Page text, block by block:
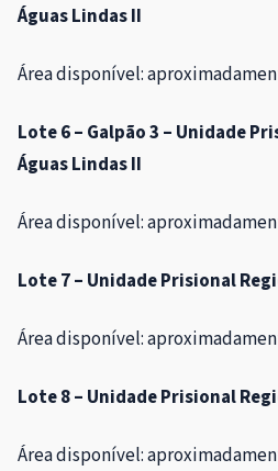
Águas Lindas II
Área disponível:
Lote 6 – Galpão 3 – Unidade
Águas Lindas II
Área disponível:
Lote 7 – Unidade Prisional
Área disponível:
Lote 8 – Unidade Prisional
Área disponível: